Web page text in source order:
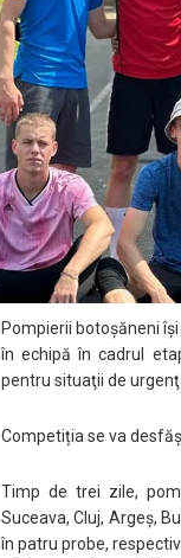
Pompierii botoșăneni
în echipă în cadrul
pentru situaţii de
Competiția se va
Timp de trei zile,
Suceava, Cluj, Argeș,
în patru probe,